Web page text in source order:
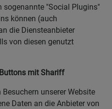
sogenannte "Social Plugins"
können (auch
die Diensteanbieter
von diesen genutzt
mit Shariff
unserer Website
Daten an die Anbieter von